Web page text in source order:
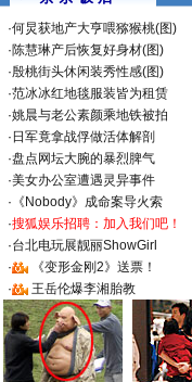
·何炅获地产大亨喂猕猴桃(图)
·陈慧琳产后恢复好身材(图)
·殷桃街头休闲装秀性感(图)
·范冰冰红地毯服装皆为租赁
·姚晨与老公素颜乘地铁被拍
· 日军竟拿战俘做活体解剖
·盘点网坛大腕的暴烈脾气
·美女办公室遭遇灵异事件
· 《Nobody》成命案导火索
·搜狐娱乐招聘：加入我们吧！
·台北电玩展靓丽ShowGirl
·
《变形金刚2》送票！
·
王岳伦爆李湘胎教